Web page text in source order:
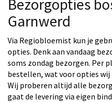
Bezorgopties
Garnwerd
Via Regiobloemist kun je
opties. Denk aan vandaag
soms zondag bezorgen. Per
bestellen, wat voor opties wij
Wij proberen altijd alle
gaat de levering via eigen